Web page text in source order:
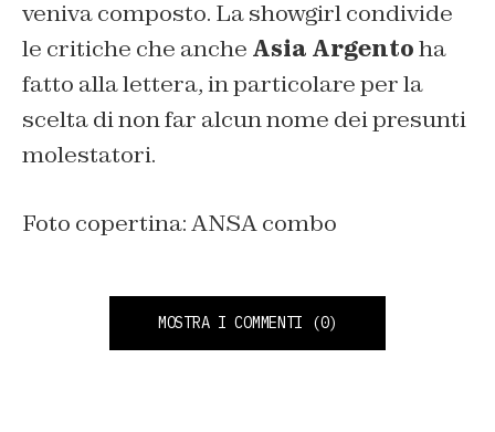
veniva composto. La showgirl condivide
le critiche che anche Asia Argentoha
fatto alla lettera, in particolare per la
scelta di non far alcun nome dei presunti
molestatori.
Foto copertina: ANSA combo
MOSTRA I COMMENTI (0)